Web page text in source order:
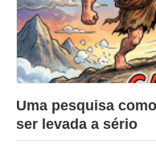
?>
Uma pesquisa
ser levada a sério